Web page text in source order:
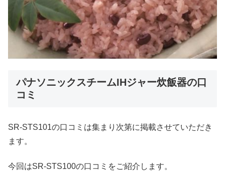
パナソニックスチームIHジャー炊飯器の口
コミ
SR-STS101の口コミは集まり次第に掲載させていただき
ます。
今回はSR-STS100の口コミをご紹介します。